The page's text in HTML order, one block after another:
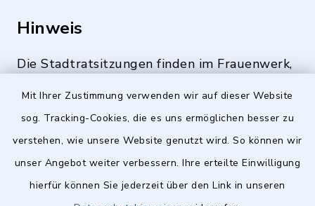
Mit Ihrer Zustimmung verwenden wir auf dieser Website
sog. Tracking-Cookies, die es uns ermöglichen besser zu
verstehen, wie unsere Website genutzt wird. So können wir
unser Angebot weiter verbessern. Ihre erteilte Einwilligung
hierfür können Sie jederzeit über den Link in unseren
Hinweis
Die Stadtratsitzungen finden im Frauenwerk,
Quicklinks
Stellenangebote